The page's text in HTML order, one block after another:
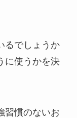
るでしょうか
に使うかを決
習慣のないお